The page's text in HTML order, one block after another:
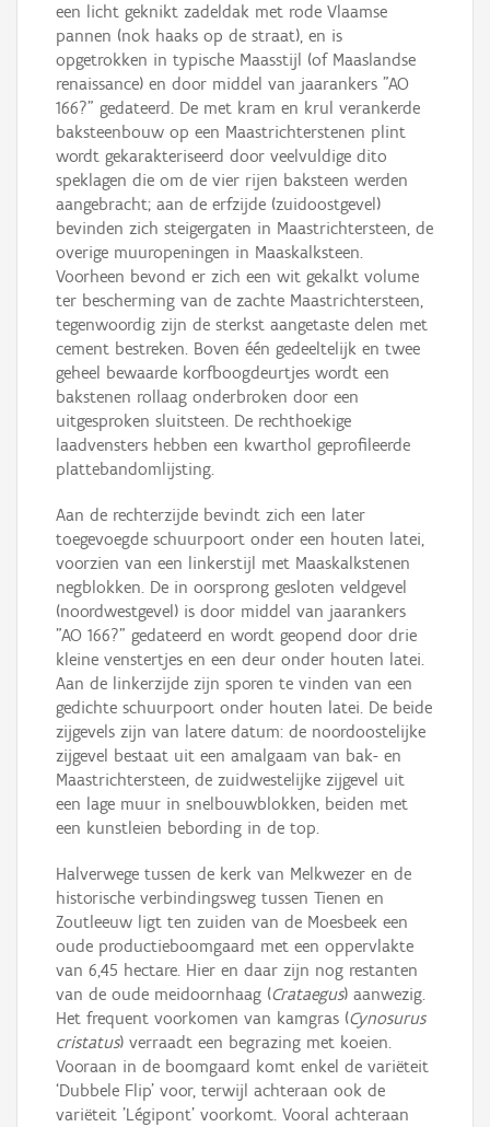
een licht geknikt zadeldak met rode Vlaamse
pannen (nok haaks op de straat), en is
opgetrokken in typische Maasstijl (of Maaslandse
renaissance) en door middel van jaarankers "AO
166?" gedateerd. De met kram en krul verankerde
baksteenbouw op een Maastrichterstenen plint
wordt gekarakteriseerd door veelvuldige dito
speklagen die om de vier rijen baksteen werden
aangebracht; aan de erfzijde (zuidoostgevel)
bevinden zich steigergaten in Maastrichtersteen, de
overige muuropeningen in Maaskalksteen.
Voorheen bevond er zich een wit gekalkt volume
ter bescherming van de zachte Maastrichtersteen,
tegenwoordig zijn de sterkst aangetaste delen met
cement bestreken. Boven één gedeeltelijk en twee
geheel bewaarde korfboogdeurtjes wordt een
bakstenen rollaag onderbroken door een
uitgesproken sluitsteen. De rechthoekige
laadvensters hebben een kwarthol geprofileerde
plattebandomlijsting.
Aan de rechterzijde bevindt zich een later
toegevoegde schuurpoort onder een houten latei,
voorzien van een linkerstijl met Maaskalkstenen
negblokken. De in oorsprong gesloten veldgevel
(noordwestgevel) is door middel van jaarankers
"AO 166?" gedateerd en wordt geopend door drie
kleine venstertjes en een deur onder houten latei.
Aan de linkerzijde zijn sporen te vinden van een
gedichte schuurpoort onder houten latei. De beide
zijgevels zijn van latere datum: de noordoostelijke
zijgevel bestaat uit een amalgaam van bak- en
Maastrichtersteen, de zuidwestelijke zijgevel uit
een lage muur in snelbouwblokken, beiden met
een kunstleien bebording in de top.
Halverwege tussen de kerk van Melkwezer en de
historische verbindingsweg tussen Tienen en
Zoutleeuw ligt ten zuiden van de Moesbeek een
oude productieboomgaard met een oppervlakte
van 6,45 hectare. Hier en daar zijn nog restanten
van de oude meidoornhaag (Crataegus) aanwezig.
Het frequent voorkomen van kamgras (Cynosurus
cristatus) verraadt een begrazing met koeien.
Vooraan in de boomgaard komt enkel de variëteit
‘Dubbele Flip’ voor, terwijl achteraan ook de
variëteit 'Légipont' voorkomt. Vooral achteraan